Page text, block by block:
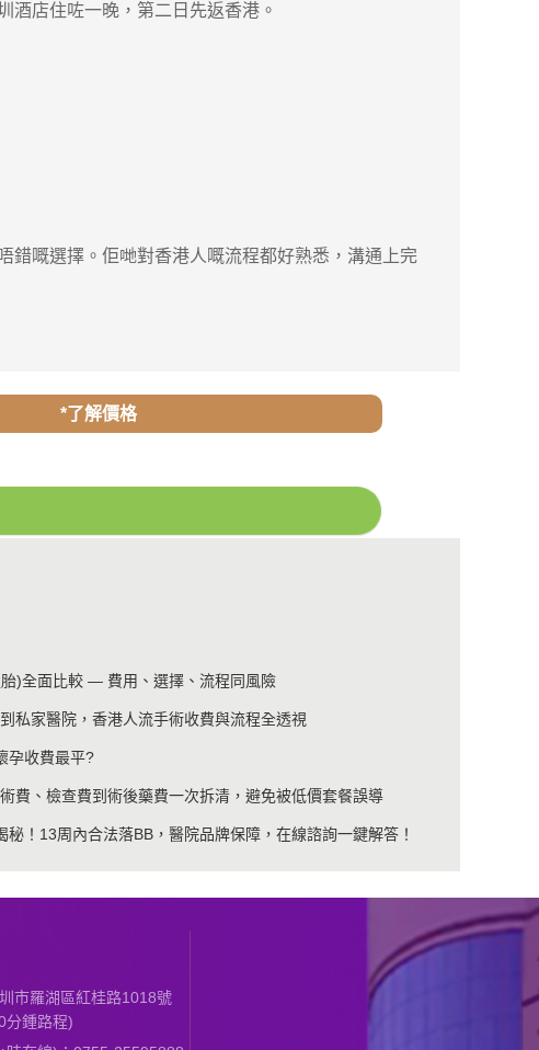
店住咗一晚，第二日先返香港。
嘅選擇。佢哋對香港人嘅流程都好熟悉，溝通上完
*了解價格
)全面比較 — 費用、選擇、流程同風險
私家醫院，香港人流手術收費與流程全透視
孕收費最平?
費、檢查費到術後藥費一次拆清，避免被低價套餐誤導
！13周內合法落BB，醫院品牌保障，在線諮詢一鍵解答！
市羅湖區紅桂路1018號
分鍾路程)